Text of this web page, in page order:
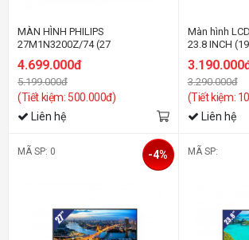
MÀN HÌNH PHILIPS
27M1N3200Z/74 (27
4.699.000đ
5.199.000đ
(Tiết kiệm: 500.000đ)
Liên hệ
Màn hình
23.8 INCH
FreeSync)
3.290.000đ
(Tiết kiệm:
Liên hệ
MÃ SP: 0 -4% MÃ SP: